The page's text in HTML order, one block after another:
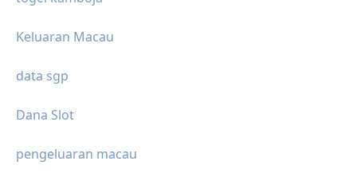
Keluaran Macau
data sgp
Dana Slot
pengeluaran macau